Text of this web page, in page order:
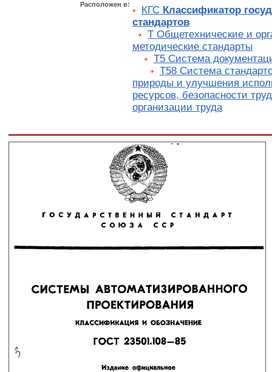
Расположен в: КГС Классификатор
стандартов
Т Общетехнические и
методические стандарты
Т5 Система
Т58 Система
природы и улучшения
ресурсов, безопасности
организации труда